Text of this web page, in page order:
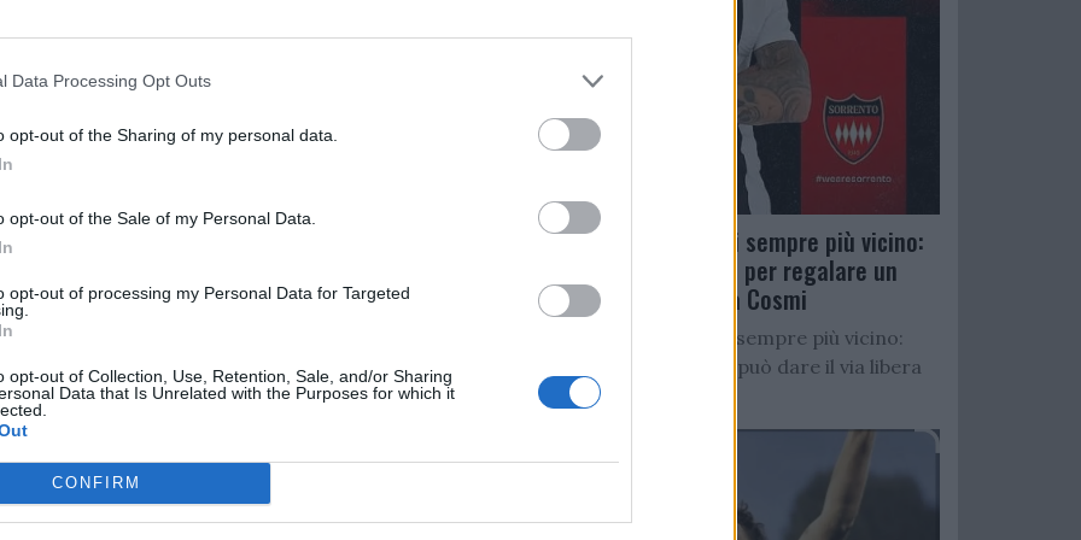
Data Processing Opt Outs
opt-out of the Sharing of my personal data.
opt-out of the Sale of my Personal Data.
opt-out of processing my Personal Data for Targeted
opt-out of Collection, Use, Retention, Sale, and/or Sharing
Data that Is Unrelated with the Purposes for which it
CONFIRM
Iervolino, in cui sarebbe spuntato in
della FIGC, Gabriele
Salerno, al momento, non conferma
Salernitana, D’Ursi sempre più vicino:
Faggiano accelera per regalare un
altro attaccante a Cosmi
Salernitana, D’Ursi sempre più vicino:
Starita al Sorrento può dare il via libera
all’operazione